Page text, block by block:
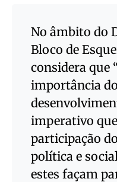
No âmbito do
Bloco de
considera que
importância
imperativo
participação
política e
estes façam